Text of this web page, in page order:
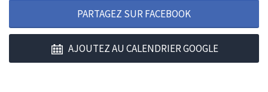
PARTAGEZ SUR FACEBOOK
AJOUTEZ AU CALENDRIER GOOGLE